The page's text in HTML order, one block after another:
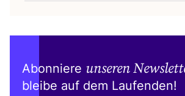
Abonniere unseren
bleibe auf dem Laufenden!